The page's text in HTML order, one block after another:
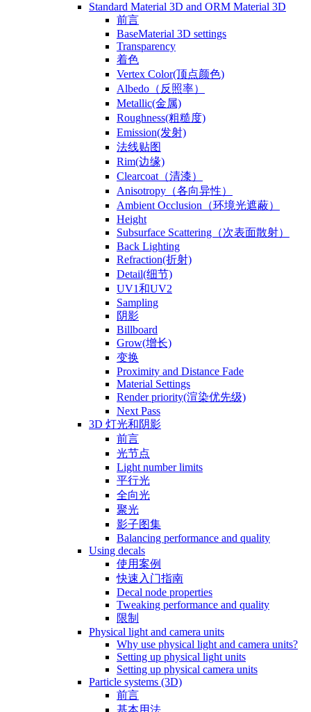
Standard Material 3D and ORM Material 3D
前言
BaseMaterial 3D settings
Transparency
着色
Vertex Color(顶点颜色)
Albedo（反照率）
Metallic(金属)
Roughness(粗糙度)
Emission(发射)
法线贴图
Rim(边缘)
Clearcoat（清漆）
Anisotropy（各向异性）
Ambient Occlusion（环境光遮蔽）
Height
Subsurface Scattering（次表面散射）
Back Lighting
Refraction(折射)
Detail(细节)
UV1和UV2
Sampling
阴影
Billboard
Grow(增长)
变换
Proximity and Distance Fade
Material Settings
Render priority(渲染优先级)
Next Pass
3D 灯光和阴影
前言
光节点
Light number limits
平行光
全向光
聚光
影子图集
Balancing performance and quality
Using decals
使用案例
快速入门指南
Decal node properties
Tweaking performance and quality
限制
Physical light and camera units
Why use physical light and camera units?
Setting up physical light units
Setting up physical camera units
Particle systems (3D)
前言
基本用法